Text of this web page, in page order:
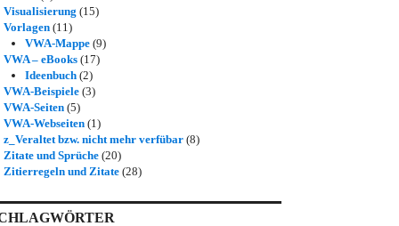
Visualisierung (15)
Vorlagen (11)
VWA-Mappe (9)
VWA – eBooks (17)
Ideenbuch (2)
VWA-Beispiele (3)
VWA-Seiten (5)
VWA-Webseiten (1)
z_Veraltet bzw. nicht mehr verfübar (8)
Zitate und Sprüche (20)
Zitierregeln und Zitate (28)